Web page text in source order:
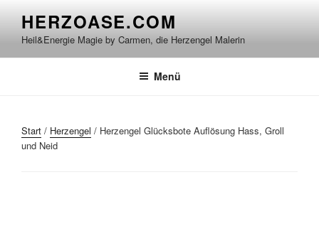
springen
HERZOASE.COM
Heil&Energie Magie by Carmen, die Herzengel Malerin
Menü
Start / Herzengel / Herzengel Glücksbote Auflösung Hass, Groll
und Neid